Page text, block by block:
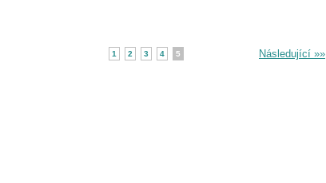
1 2 3 4 5 Následující »»